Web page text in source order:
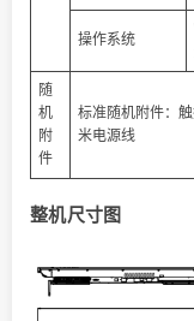
操作系统
随
机
附
件
标准随机附件：
米电源线
整机尺寸图